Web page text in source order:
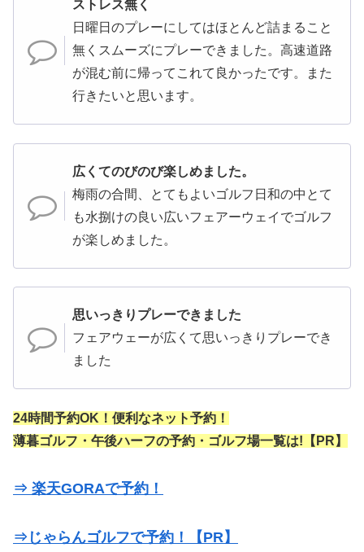
ストレス無く
日曜日のプレーにしてはほとんど詰まること
無くスムーズにプレーできました。高速道路
が混む前に帰ってこれて良かったです。また
行きたいと思います。
広くてのびのび楽しめました。
梅雨の合間、とてもよいゴルフ日和の中とて
も水捌けの良い広いフェアーウェイでゴルフ
が楽しめました。
思いっきりプレーできました
フェアウェーが広くて思いっきりプレーでき
ました
24時間予約OK！便利なネット予約！
薄暮ゴルフ・午後ハーフの予約・ゴルフ場一覧は!【PR】
⇒ 楽天GORAで予約！
⇒じゃらんゴルフで予約！【PR】